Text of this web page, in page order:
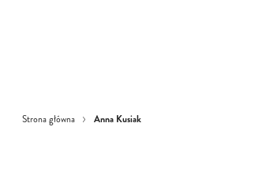
Strona główna Anna Kusiak